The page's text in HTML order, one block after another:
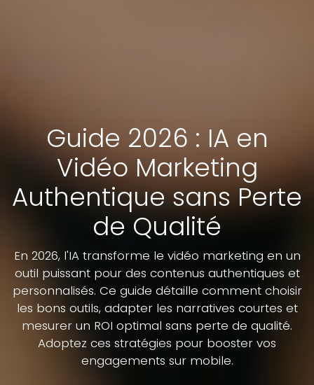
Guide 2026 : IA en
Vidéo Marketing
Authentique sans Perte
de Qualité
En 2026, l'IA transforme le vidéo marketing en un
outil puissant pour des contenus authentiques et
personnalisés. Ce guide détaille comment choisir
les bons outils, adapter les narratives courtes et
mesurer un ROI optimal sans perte de qualité.
Adoptez ces stratégies pour booster vos
engagements sur mobile.